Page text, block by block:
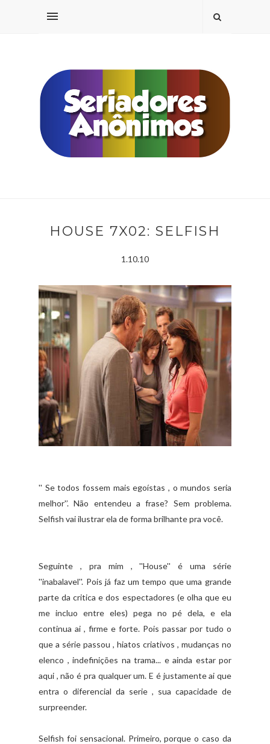
HOUSE 7X02: SELFISH
1.10.10
'' Se todos fossem mais egoístas , o mundos seria
melhor'’. Não entendeu a frase? Sem problema.
Selfish vai ilustrar ela de forma brilhante pra você.
Seguinte , pra mim , ''House'' é uma série
''inabalavel''. Pois já faz um tempo que uma grande
parte da critica e dos espectadores (e olha que eu
me incluo entre eles) pega no pé dela, e ela
continua ai , firme e forte. Pois passar por tudo o
que a série passou , hiatos criativos , mudanças no
elenco , indefinições na trama... e ainda estar por
aqui , não é pra qualquer um. E é justamente ai que
entra o diferencial da serie , sua capacidade de
surpreender.
Selfish foi sensacional. Primeiro, porque o caso da